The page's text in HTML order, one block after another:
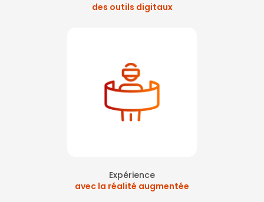
des outils digitaux
Expérience
avec la réalité augmentée